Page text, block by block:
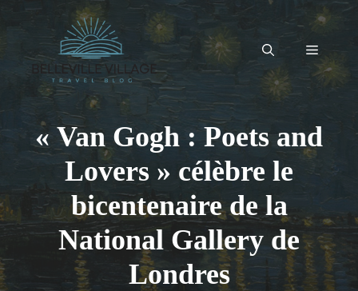
Menu
« Van Gogh : Poets and
Lovers » célèbre le
bicentenaire de la
National Gallery de
Londres